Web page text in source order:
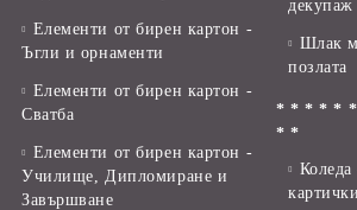
Елементи от бирен картон -
Ъгли и орнаменти
Елементи от бирен картон -
Сватба
Елементи от бирен картон -
Училище, Дипломиране и
Завършване
декупаж
Шлак
позлата
* * * * *
* *
Коледа